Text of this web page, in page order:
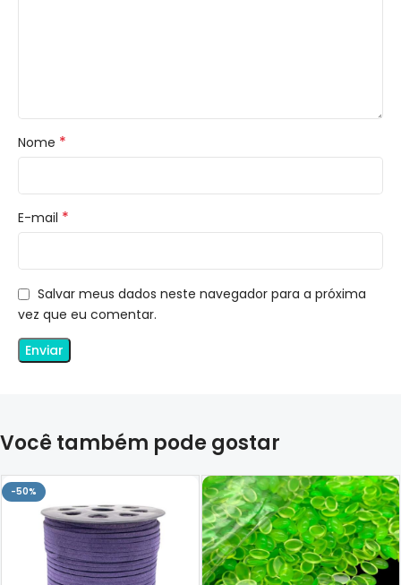
Nome *
E-mail *
Salvar meus dados neste navegador para a próxima
vez que eu comentar.
Você também pode gostar
-50%